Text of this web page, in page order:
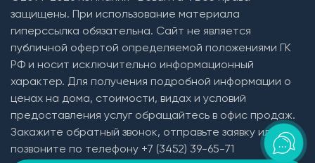
защищены. При использование материала
гиперссылка обязательна. Сайт не является
публичной офертой определяемой положениями ГК
РФ и носит исключительно информационный
характер. Для получения подробной информации о
ценах на дома, стоимости, видах и условий
предоставления услуг обращайтесь в офис продаж.
Закажите обратный звонок, отправьте заявку или
позвоните по телефону +7 (3452) 39-65-71